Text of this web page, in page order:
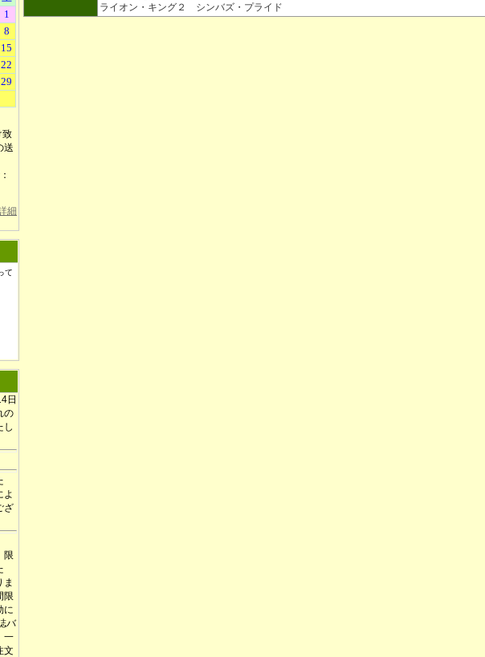
致
送
細
て
日
の
し
よ
ざ
限
ま
限
に
バ
一
文
ライオン・キング２ シンバズ・プライド